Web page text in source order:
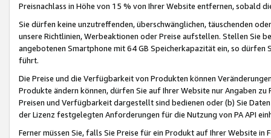
Preisnachlass in Höhe von 15 % von Ihrer Website entfernen, sobald
Sie dürfen keine unzutreffenden, überschwänglichen, täuschenden
unsere Richtlinien, Werbeaktionen oder Preise aufstellen. Stellen Sie
angebotenen Smartphone mit 64 GB Speicherkapazität ein, so dürfen
führt.
Die Preise und die Verfügbarkeit von Produkten können
Produkte ändern können, dürfen Sie auf Ihrer Website nur Angaben
Preisen und Verfügbarkeit dargestellt sind bedienen oder (b) Sie
der Lizenz festgelegten Anforderungen für die Nutzung von PA API
Ferner müssen Sie, falls Sie Preise für ein Produkt auf Ihrer Website